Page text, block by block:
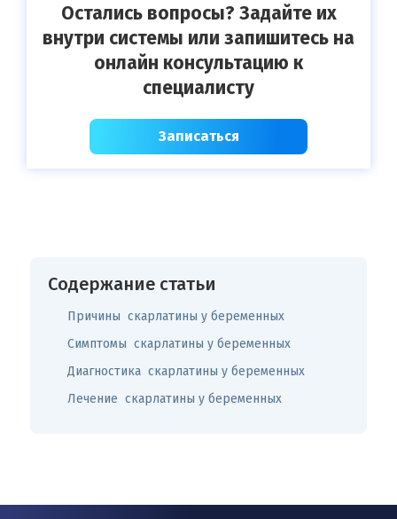
Остались вопросы? Задайте их
внутри системы или запишитесь на
онлайн консультацию к
специалисту
Записаться
Содержание статьи
Причины скарлатины у беременных
Симптомы скарлатины у беременных
Диагностика скарлатины у беременных
Лечение скарлатины у беременных